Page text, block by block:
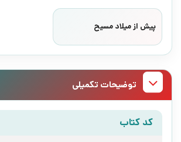
پیش از میلاد مسیح
توضیحات تکمیلی
کد کتاب